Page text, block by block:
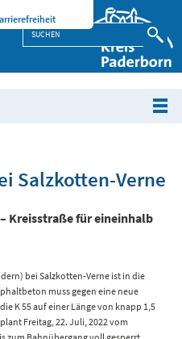
Salzkotten-Verne
Kreisstraße für eineinhalb
bei Salzkotten-Verne ist in die
muss gegen eine neue
K 55 auf einer Länge von knapp 1,5
Freitag, 22. Juli, 2022 vom